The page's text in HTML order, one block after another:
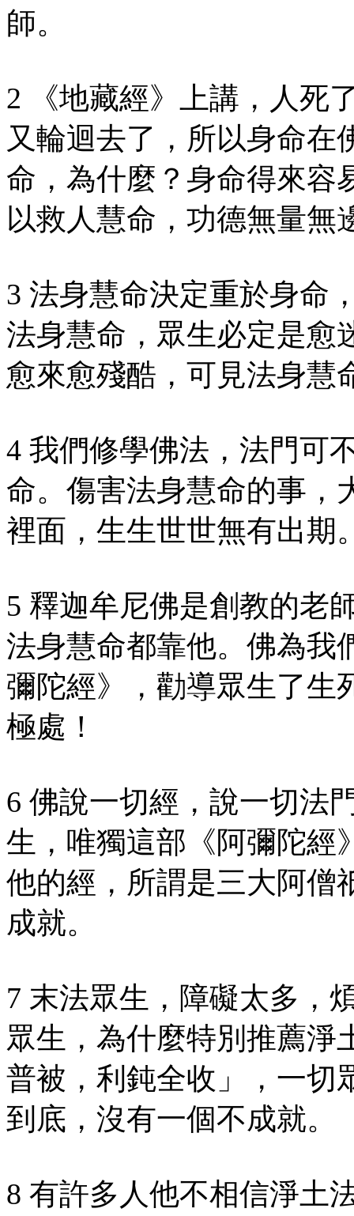
師。
2 《地藏經》上講，人死
又輪迴去了，所以身命在
命，為什麼？身命得來容
以救人慧命，功德無量無
3 法身慧命決定重於身命
法身慧命，眾生必定是愈
愈來愈殘酷，可見法身慧
4 我們修學佛法，法門可
命。傷害法身慧命的事，
裡面，生生世世無有出期
5 釋迦牟尼佛是創教的老
法身慧命都靠他。佛為我
彌陀經》，勸導眾生了生
極處！
6 佛說一切經，說一切法
生，唯獨這部《阿彌陀經
他的經，所謂是三大阿僧
成就。
7 末法眾生，障礙太多，
眾生，為什麼特別推薦淨
普被，利鈍全收」，一切
到底，沒有一個不成就。
8 有許多人他不相信淨土